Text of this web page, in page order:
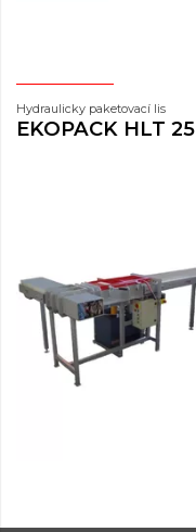
Hydraulicky paketovací lis
EKOPACK HLT 25